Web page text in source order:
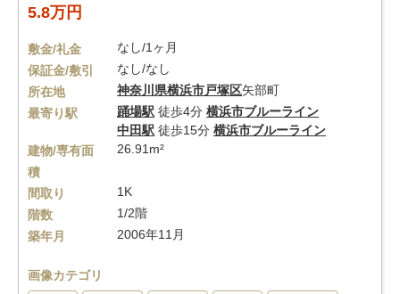
5.8万円
敷金/礼金
なし/1ヶ月
保証金/敷引
なし/なし
所在地
神奈川県横浜市戸塚区矢部町
最寄り駅
踊場駅 徒歩4分 横浜市ブルーライン
中田駅 徒歩15分 横浜市ブルーライン
建物/専有面
積
26.91m²
間取り
1K
階数
1/2階
築年月
2006年11月
画像カテゴリ